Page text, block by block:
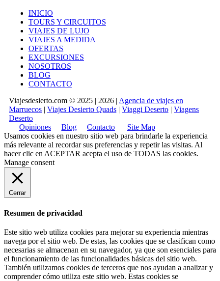
INICIO
TOURS Y CIRCUITOS
VIAJES DE LUJO
VIAJES A MEDIDA
OFERTAS
EXCURSIONES
NOSOTROS
BLOG
CONTACTO
Viajesdesierto.com © 2025 | 2026 | Agencia de viajes en
Marruecos | Viajes Desierto Quads | Viaggi Deserto | Viagens
Deserto
Opiniones
Blog Contacto
Site Map
Usamos cookies en nuestro sitio web para brindarle la experiencia
más relevante al recordar sus preferencias y repetir las visitas. Al
hacer clic en ACEPTAR acepta el uso de TODAS las cookies.
Manage consent
Cerrar
Resumen de privacidad
Este sitio web utiliza cookies para mejorar su experiencia mientras
navega por el sitio web. De estas, las cookies que se clasifican como
necesarias se almacenan en su navegador, ya que son esenciales para
el funcionamiento de las funcionalidades básicas del sitio web.
También utilizamos cookies de terceros que nos ayudan a analizar y
comprender cómo utiliza este sitio web. Estas cookies se